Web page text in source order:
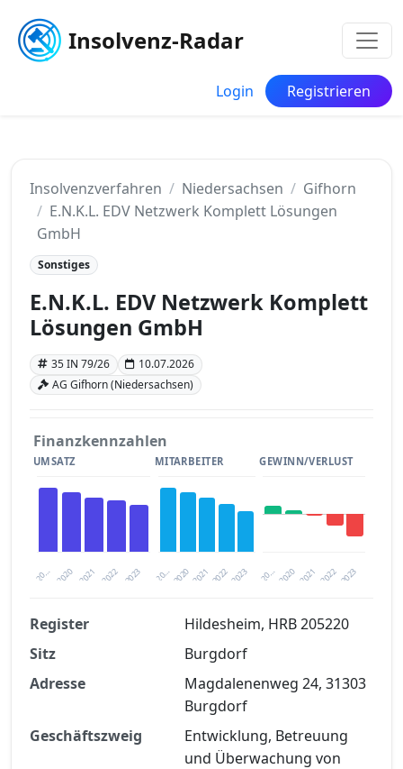
Insolvenz-Radar
Login Registrieren
Insolvenzverfahren Niedersachsen
Gifhorn
E.N.K.L. EDV Netzwerk Komplett Lösungen
GmbH
Sonstiges
E.N.K.L. EDV Netzwerk Komplett
Lösungen GmbH
35 IN 79/26
10.07.2026
AG Gifhorn (Niedersachsen)
Finanzkennzahlen
UMSATZ
20… 2021 2023
2020 2022
MITARBEITER
20… 2021 2023
2020 2022
GEWINN/VERLUST
20… 2021 2023
2020 2022
Finanzkennzahlen nach kostenloser
Registrierung verfügbar
Jetzt kostenlos registrieren
Register
Hildesheim, HRB 205220
Sitz
Burgdorf
Adresse
Magdalenenweg 24, 31303
Burgdorf
Geschäftszweig
Entwicklung, Betreuung
und Überwachung von